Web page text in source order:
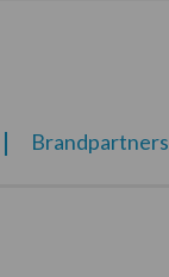
Brandpartners